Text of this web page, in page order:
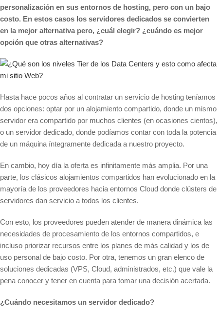
personalización en sus entornos de hosting, pero con un bajo
costo. En estos casos los servidores dedicados se convierten
en la mejor alternativa pero, ¿cuál elegir? ¿cuándo es mejor
opción que otras alternativas?
Hasta hace pocos años al contratar un servicio de hosting teníamos
dos opciones: optar por un alojamiento compartido, donde un mismo
servidor era compartido por muchos clientes (en ocasiones cientos),
o un servidor dedicado, donde podíamos contar con toda la potencia
de un máquina íntegramente dedicada a nuestro proyecto.
En cambio, hoy día la oferta es infinitamente más amplia. Por una
parte, los clásicos alojamientos compartidos han evolucionado en la
mayoría de los proveedores hacia entornos Cloud donde clústers de
servidores dan servicio a todos los clientes.
Con esto, los proveedores pueden atender de manera dinámica las
necesidades de procesamiento de los entornos compartidos, e
incluso priorizar recursos entre los planes de más calidad y los de
uso personal de bajo costo. Por otra, tenemos un gran elenco de
soluciones dedicadas (VPS, Cloud, administrados, etc.) que vale la
pena conocer y tener en cuenta para tomar una decisión acertada.
¿Cuándo necesitamos un servidor dedicado?